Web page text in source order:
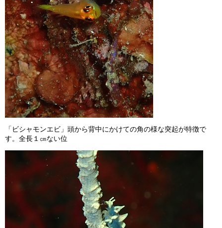
「ビシャモンエビ」頭から背中にかけての角の様な突起が特徴で
す。全長１㎝ない位